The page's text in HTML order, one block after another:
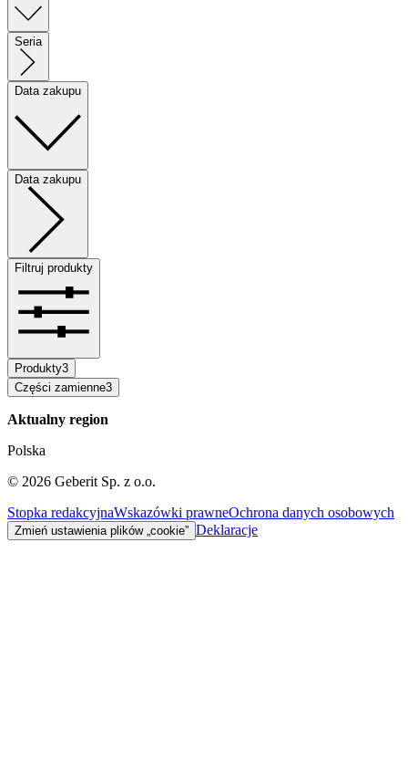
Seria
Data zakupu
Data zakupu
Filtruj produkty
Produkty3
Części zamienne3
Aktualny region
Polska
© 2026 Geberit Sp. z o.o.
Stopka redakcyjnaWskazówki prawneOchrona danych osobowych
Zmień ustawienia plików „cookie” Deklaracje